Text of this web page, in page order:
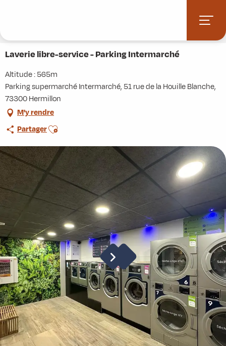
principal
Laverie libre-service - Parking Intermarché
Altitude : 565m
Parking supermarché Intermarché, 51 rue de la Houille Blanche,
73300 Hermillon
M'y rendre
PartagerAjouter aux favoris